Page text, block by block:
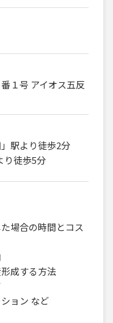
１号 アイオス五反
駅より徒歩2分
り徒歩5分
場合の時間とコス
成する方法
ョン など